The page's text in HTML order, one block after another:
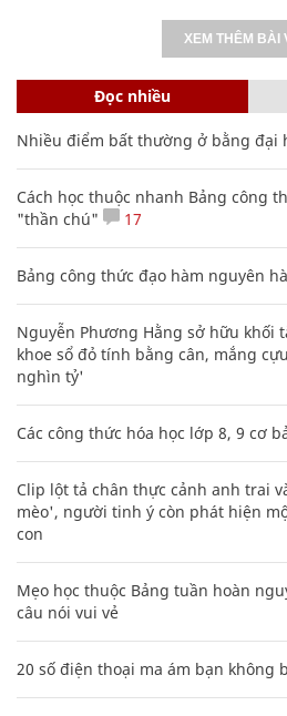
XEM THÊM BÀI
Đọc nhiều
Nhiều điểm bất thường ở bằng đại
Cách học thuộc nhanh Bảng công
"thần chú"
17
Bảng công thức đạo hàm nguyên
Nguyễn Phương Hằng sở hữu khối
khoe sổ đỏ tính bằng cân, mắng
nghìn tỷ'
Các công thức hóa học lớp 8, 9 cơ
Clip lột tả chân thực cảnh anh trai
mèo', người tinh ý còn phát hiện
con
Mẹo học thuộc Bảng tuần hoàn
câu nói vui vẻ
20 số điện thoại ma ám bạn không